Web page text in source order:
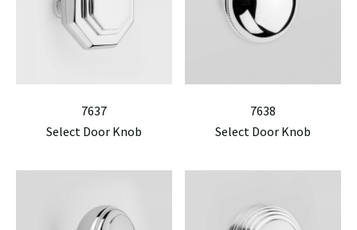
7637
Select Door Knob
7638
Select Door Knob